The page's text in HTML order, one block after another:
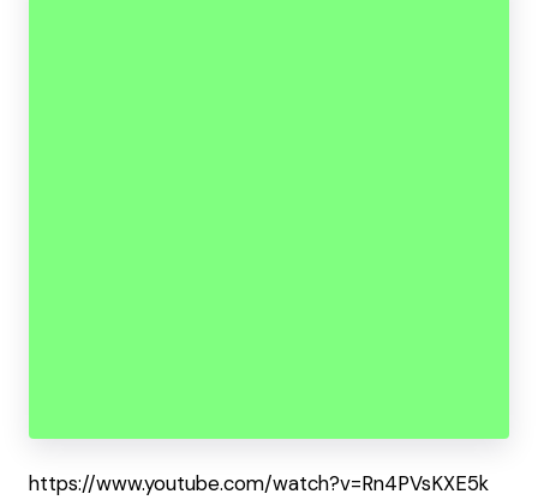
https://www.youtube.com/watch?v=Rn4PVsKXE5k